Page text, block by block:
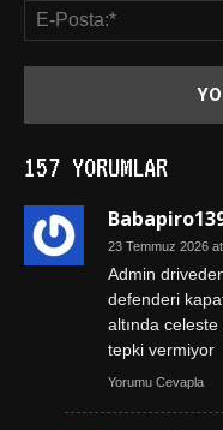
157 YORUMLAR
23 Temmuz 2026
Admin
defenderi
altında
tepki vermiyor
Yorumu Cevapla